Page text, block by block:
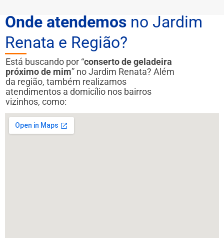
Onde atendemos no Jardim
Renata e Região?
Está buscando por “conserto de geladeira
próximo de mim” no Jardim Renata? Além
da região, também realizamos
atendimentos a domicílio nos bairros
vizinhos, como: